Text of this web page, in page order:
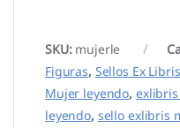
SKU: mujerle
Figuras, Sellos Ex Libris
Mujer leyendo,
leyendo, sello exlibris